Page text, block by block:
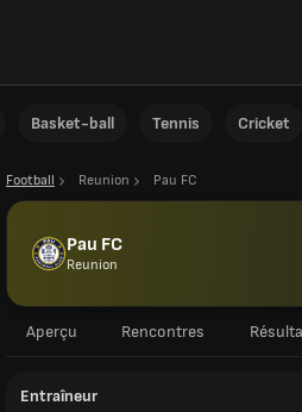
Basket-ball Tennis Cricket
Football Reunion Pau FC
Pau FC
Reunion
Aperçu Rencontres
Entraîneur